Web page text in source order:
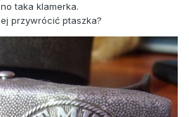
taka klamerka.
przywrócić ptaszka?